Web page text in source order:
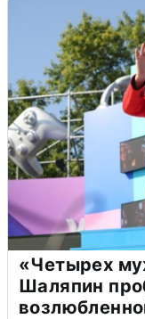
«Четырех
Шаляпин